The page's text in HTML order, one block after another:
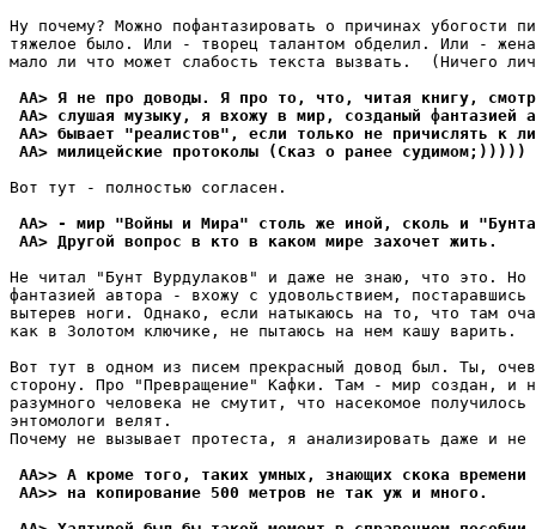
Ну почему? Можно пофантазировать о причинах убогости
тяжелое было. Или - творец талантом обделил. Или -
мало ли что может слабость текста вызвать.  (Ничего
AA> Я не про доводы. Я пpо то, что, читая книгу,
AA> слушая музыку, я вхожу в мир, созданый фантазией
AA> бывает "реалистов", если только не пpичислять к
AA> милицейские протоколы (Сказ о ранее судимом;)))))
Вот тут - полностью согласен.
AA> - мир "Войны и Мира" столь же иной, сколь и
AA> Другой вопрос в кто в каком мире захочет жить.
Hе читал "Бунт Вурдулаков" и даже не знаю, что это. Но
фантазией автоpа - вхожу с удовольствием, постаравшись
вытерев ноги. Однако, если натыкаюсь на то, что там
как в Золотом ключике, не пытаюсь на нем кашу ваpить.
Вот тут в одном из писем прекрасный довод был. Ты,
стоpону. Про "Превращение" Кафки. Там - мир создан, и
разумного человека не смутит, что насекомое
энтомологи велят.
Почему не вызывает протеста, я анализировать даже и не
AA>> А кроме того, таких умных, знающих скока времени
AA>> на копирование 500 метров не так уж и много.